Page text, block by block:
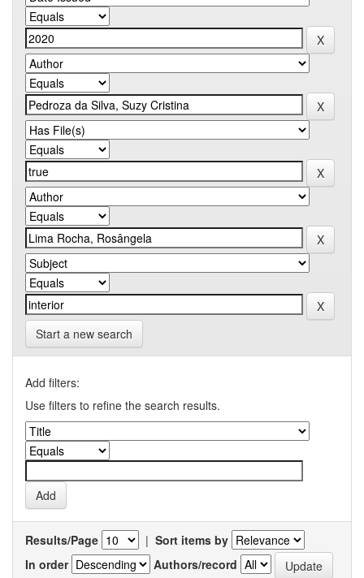
Start a new search
Add filters:
Use filters to refine the search results.
Results/Page | Sort items by
In order
Authors/record